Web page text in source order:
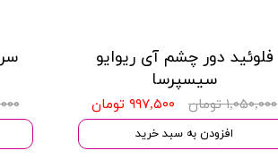
فلوئید دور چشم آی ریوایو
سیسپرسا
۱,۰۵۰,۰۰۰ تومان ۹۹۷,۵۰۰ تومان
افزودن به سبد خرید